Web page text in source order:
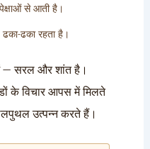
से आती है।
ढका-ढका रहता है।
— सरल और शांत है।
के विचार आपस में मिलते
उत्पन्न करते हैं।